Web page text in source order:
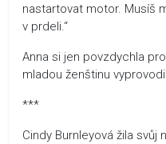
nastartovat motor. Musíš
v prdeli.“
Anna si jen povzdychla
mladou ženštinu
***
Cindy Burnleyová žila